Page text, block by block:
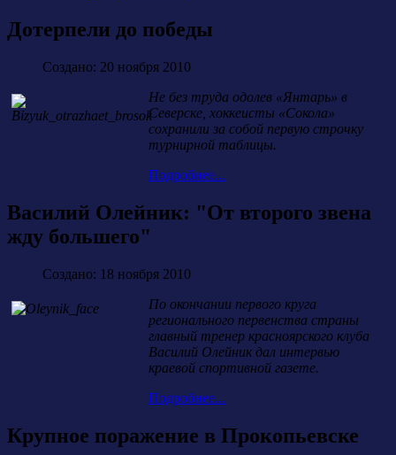
Дотерпели до победы
Создано: 20 ноября 2010
Не без труда одолев «Янтарь» в
Северске, хоккеисты «Сокола»
сохранили за собой первую строчку
турнирной таблицы.
Подробнее...
Василий Олейник: "От второго звена
жду большего"
Создано: 18 ноября 2010
По окончании первого круга
регионального первенства страны
главный тренер красноярского клуба
Василий Олейник дал интервью
краевой спортивной газете.
Подробнее...
Крупное поражение в Прокопьевске